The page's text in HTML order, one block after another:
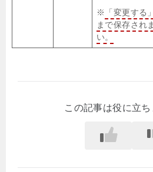
※
「変更する
まで保存され
い。
この記事は役に立ち